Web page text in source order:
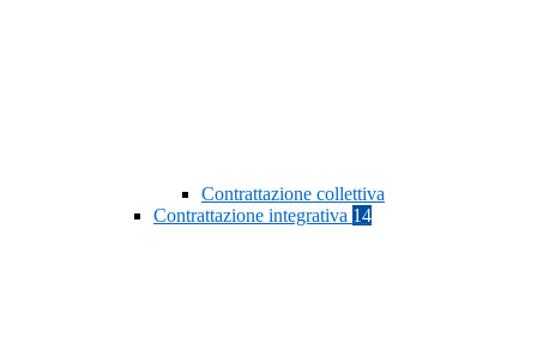
Contrattazione collettiva
Contrattazione integrativa 14